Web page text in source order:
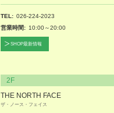
TEL
026-224-2023
営業時間
10:00～20:00
SHOP最新情報
2F
THE NORTH FACE
ザ・ノース・フェイス